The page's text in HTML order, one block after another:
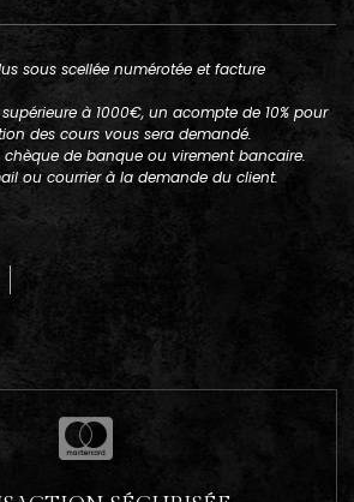
sous scellée numérotée et facture
à 1000€, un acompte de 10% pour
des cours vous sera demandé.
chèque de banque ou virement bancaire.
ou courrier à la demande du client.